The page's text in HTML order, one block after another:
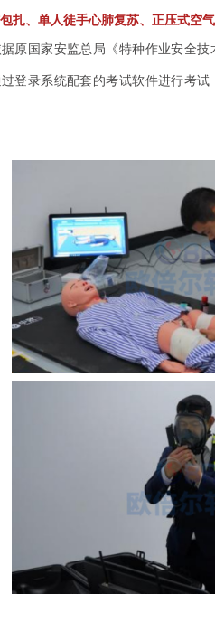
扎、单人徒手心肺复苏、正压式空
原国家安监总局《特种作业安全
登录系统配套的考试软件进行考